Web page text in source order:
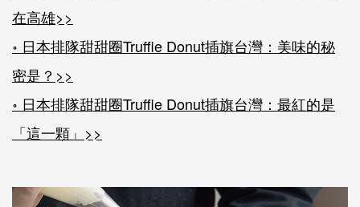
在高雄>>
॰ 日本排隊甜甜圈Truffle Donut插旗台灣：美味的秘
密是？>>
॰ 日本排隊甜甜圈Truffle Donut插旗台灣：最紅的是
「這一顆」>>